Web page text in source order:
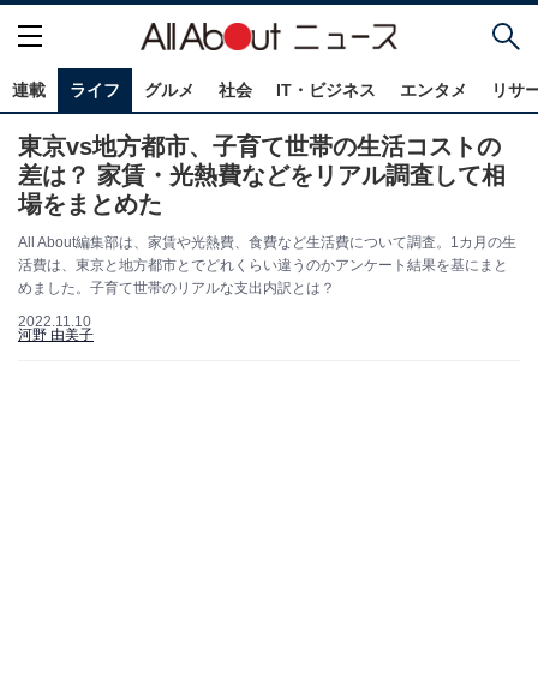
連載 ライフ グルメ 社会 IT・ビジネス エンタメ リサ
東京vs地方都市、子育て世帯の生活コストの
差は？ 家賃・光熱費などをリアル調査して相
場をまとめた
All About編集部は、家賃や光熱費、食費など生活費について調査。1カ月の生
活費は、東京と地方都市とでどれくらい違うのかアンケート結果を基にまと
めました。子育て世帯のリアルな支出内訳とは？
2022.11.10
河野 由美子